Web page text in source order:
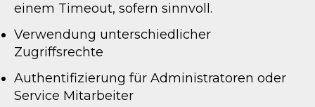
einem Timeout, sofern sinnvoll.
Verwendung unterschiedlicher
Zugriffsrechte
Authentifizierung für Administratoren oder
Service Mitarbeiter